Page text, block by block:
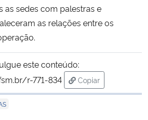
as sedes com palestras e
as relações entre os
este conteúdo:
r-771-834
Copiar
para área de